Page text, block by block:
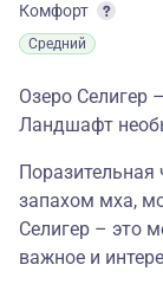
Комфорт
Средний
Озеро Селигер
Ландшафт
Поразительная
запахом мха,
Селигер – это
важное и